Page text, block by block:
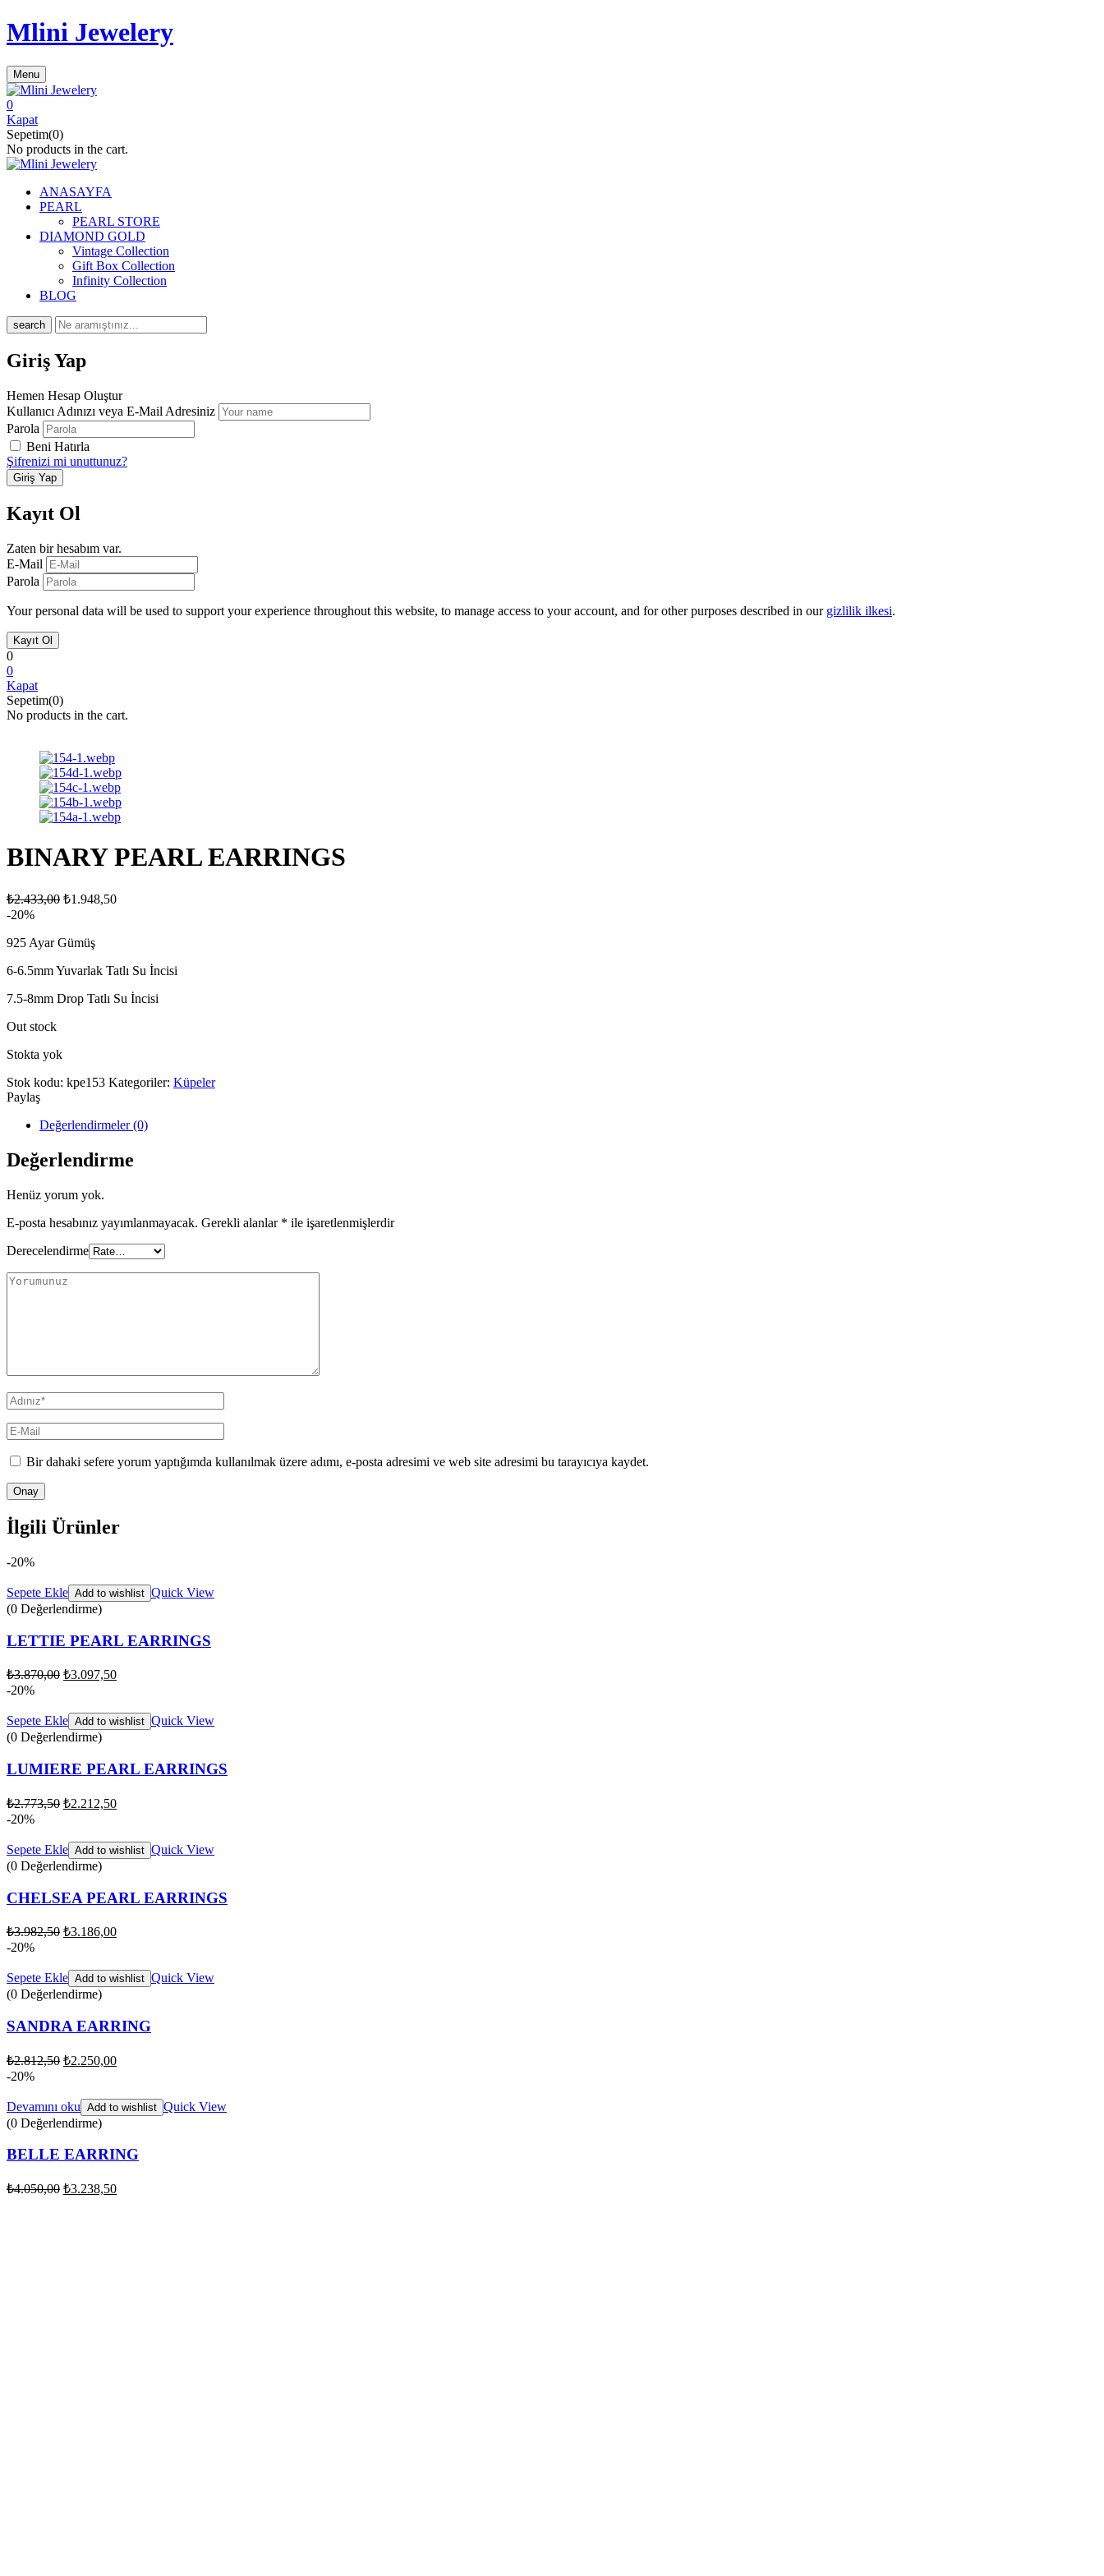
Mlini Jewelery
Menu
0
Kapat
Sepetim(0)
No products in the cart.
ANASAYFA
PEARL
PEARL STORE
DIAMOND GOLD
Vintage Collection
Gift Box Collection
Infinity Collection
BLOG
search
Giriş Yap
Hemen Hesap Oluştur
Kullanıcı Adınızı veya E-Mail Adresiniz
Parola
Beni Hatırla
Şifrenizi mi unuttunuz?
Kayıt Ol
Zaten bir hesabım var.
E-Mail
Parola
Your personal data will be used to support your experience throughout this website, to manage access to your account, and for other purposes described in our gizlilik ilkesi.
0
0
Kapat
Sepetim(0)
No products in the cart.
BINARY PEARL EARRINGS
₺2.433,00 ₺1.948,50
-20%
925 Ayar Gümüş
6-6.5mm Yuvarlak Tatlı Su İncisi
7.5-8mm Drop Tatlı Su İncisi
Out stock
Stokta yok
Stok kodu: kpe153 Kategoriler: Küpeler
Paylaş
Değerlendirmeler (0)
Değerlendirme
Henüz yorum yok.
E-posta hesabınız yayımlanmayacak. Gerekli alanlar * ile işaretlenmişlerdir
Derecelendirme
Bir dahaki sefere yorum yaptığımda kullanılmak üzere adımı, e-posta adresimi ve web site adresimi bu tarayıcıya kaydet.
İlgili Ürünler
-20%
Sepete Ekle Add to wishlist Quick View
(0 Değerlendirme)
LETTIE PEARL EARRINGS
₺3.870,00 ₺3.097,50
-20%
Sepete Ekle Add to wishlist Quick View
(0 Değerlendirme)
LUMIERE PEARL EARRINGS
₺2.773,50 ₺2.212,50
-20%
Sepete Ekle Add to wishlist Quick View
(0 Değerlendirme)
CHELSEA PEARL EARRINGS
₺3.982,50 ₺3.186,00
-20%
Sepete Ekle Add to wishlist Quick View
(0 Değerlendirme)
SANDRA EARRING
₺2.812,50 ₺2.250,00
-20%
Devamını oku Add to wishlist Quick View
(0 Değerlendirme)
BELLE EARRING
₺4.050,00 ₺3.238,50